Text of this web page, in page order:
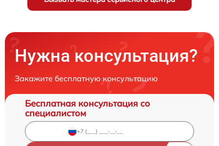
Нужна консультация?
Закажите бесплатную консультацию
Бесплатная консультация со
специалистом